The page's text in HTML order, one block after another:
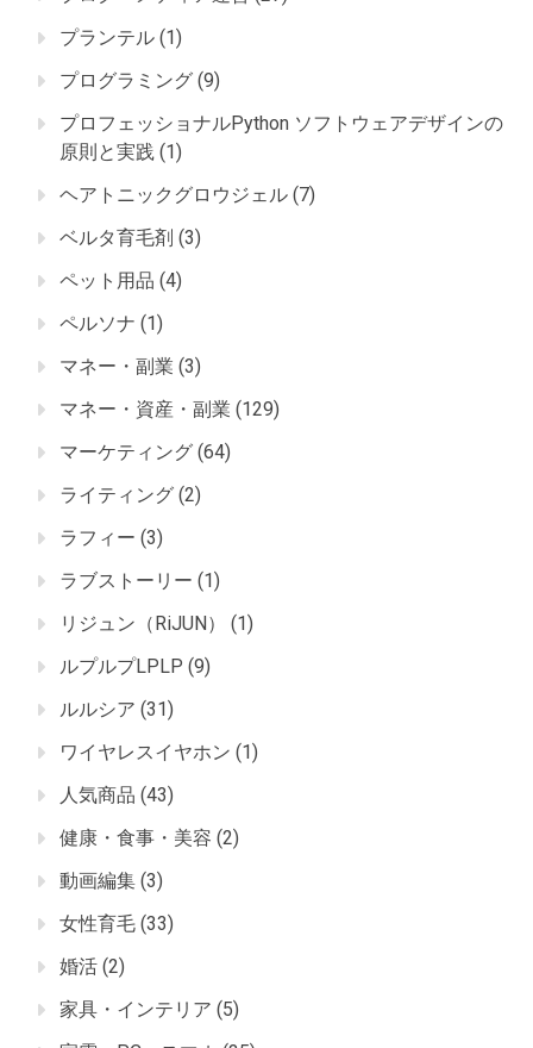
プランテル (1)
プログラミング (9)
プロフェッショナルPython ソフトウェアデザインの
原則と実践 (1)
ヘアトニックグロウジェル (7)
ベルタ育毛剤 (3)
ペット用品 (4)
ペルソナ (1)
マネー・副業 (3)
マネー・資産・副業 (129)
マーケティング (64)
ライティング (2)
ラフィー (3)
ラブストーリー (1)
リジュン（RiJUN）
(1)
ルプルプLPLP (9)
ルルシア (31)
ワイヤレスイヤホン (1)
人気商品 (43)
健康・食事・美容 (2)
動画編集 (3)
女性育毛 (33)
婚活 (2)
家具・インテリア (5)